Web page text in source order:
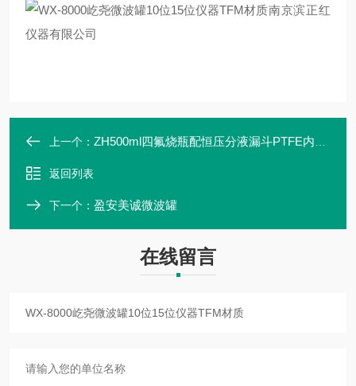
南京滨正红
仪器有限公司
上一个： ZH500ml四氟烧瓶配恒压分液漏斗PTFE内衬可定制
返回列表
下一个： 盈安美诚微波罐
在线留言